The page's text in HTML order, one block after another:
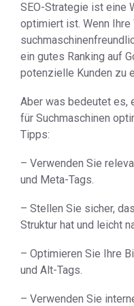
SEO-Strategie ist eine
optimiert ist. Wenn
ein gutes Ranking auf
potenzielle Kunden zu
Aber was bedeutet es,
für Suchmaschinen
Tipps:
– Verwenden Sie
und Meta-Tags.
– Stellen Sie sicher,
Struktur hat und leicht
– Optimieren Sie Ihre
und Alt-Tags.
– Verwenden Sie